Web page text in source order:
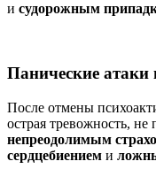
и судорожным
Панические
После отмены
острая тревожность,
непреодолимым
сердцебиением и